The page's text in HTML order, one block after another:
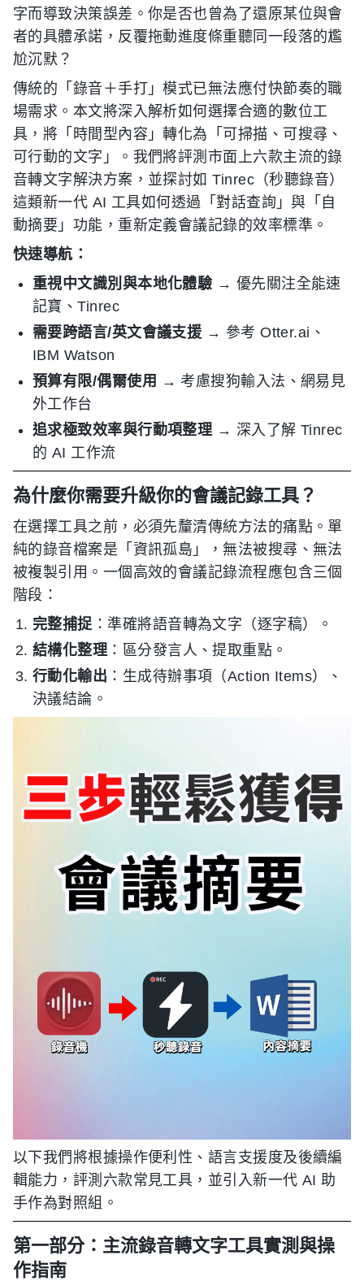
字而導致決策誤差。你是否也曾為了還原某位與會
者的具體承諾，反覆拖動進度條重聽同一段落的尷
尬沉默？
傳統的「錄音＋手打」模式已無法應付快節奏的職
場需求。本文將深入解析如何選擇合適的數位工
具，將「時間型內容」轉化為「可掃描、可搜尋、
可行動的文字」。我們將評測市面上六款主流的錄
音轉文字解決方案，並探討如 Tinrec（秒聽錄音）
這類新一代 AI 工具如何透過「對話查詢」與「自
動摘要」功能，重新定義會議記錄的效率標準。
快速導航：
重視中文識別與本地化體驗 → 優先關注全能速
記寶、Tinrec
需要跨語言/英文會議支援 → 參考 Otter.ai、
IBM Watson
預算有限/偶爾使用 → 考慮搜狗輸入法、網易見
外工作台
追求極致效率與行動項整理→ 深入了解 Tinrec
的 AI 工作流
為什麼你需要升級你的會議記錄工具？
在選擇工具之前，必須先釐清傳統方法的痛點。單
純的錄音檔案是「資訊孤島」，無法被搜尋、無法
被複製引用。一個高效的會議記錄流程應包含三個
階段：
完整捕捉：準確將語音轉為文字（逐字稿）。
結構化整理：區分發言人、提取重點。
行動化輸出 ：生成待辦事項（Action Items）、
決議結論。
以下我們將根據操作便利性、語言支援度及後續編
輯能力，評測六款常見工具，並引入新一代 AI 助
手作為對照組。
第一部分：主流錄音轉文字工具實測與操
作指南